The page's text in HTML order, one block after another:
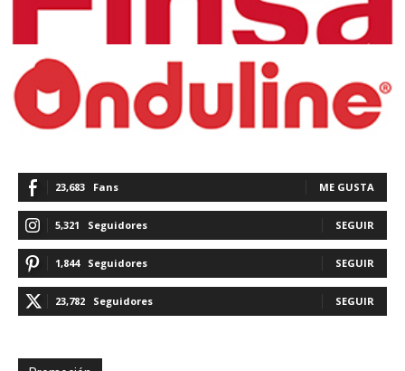
23,683 Fans ME GUSTA
5,321 Seguidores SEGUIR
1,844 Seguidores SEGUIR
23,782 Seguidores SEGUIR